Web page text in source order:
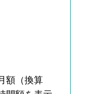
額（換算